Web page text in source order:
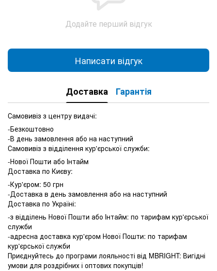
Додайте перший відгук
Написати відгук
Доставка Гарантія
Самовивіз з центру видачі:
-Безкоштовно
-В день замовлення або на наступний
Самовивіз з відділення кур'єрської служби:
-Нової Пошти або Інтайм
Доставка по Києву:
-Кур'єром: 50 грн
-Доставка в день замовлення або на наступний
Доставка по Україні:
-з відділень Нової Пошти або Інтайм: по тарифам кур'єрської
служби
-адресна доставка кур'єром Нової Пошти: по тарифам
кур'єрської служби
Приєднуйтесь до програми лояльності від MBRIGHT: Вигідні
умови для роздрібних і оптових покупців!